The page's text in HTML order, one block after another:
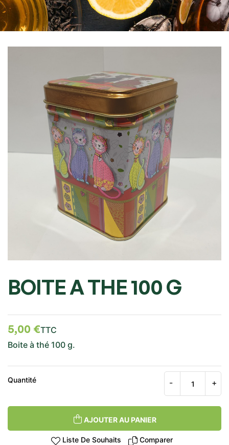
BOITE A THE 100 G
5,00 €TTC
Boite à thé 100 g.
Quantité
AJOUTER AU PANIER
Liste De Souhaits Comparer